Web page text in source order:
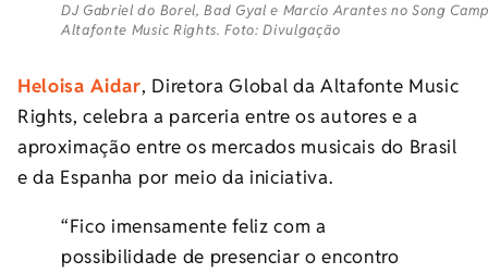
DJ Gabriel do Borel, Bad Gyal e Marcio Arantes no Song
Altafonte Music Rights. Foto: Divulgação
Heloisa Aidar, Diretora Global da Altafonte Music
Rights, celebra a parceria entre os autores e a
aproximação entre os mercados musicais do Brasil
e da Espanha por meio da iniciativa.
“Fico imensamente feliz com a
possibilidade de presenciar o encontro